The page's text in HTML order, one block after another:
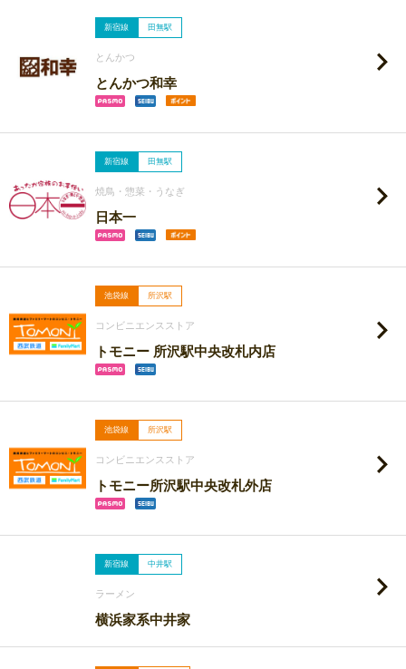
新宿線 田無駅
とんかつ
とんかつ和幸
新宿線 田無駅
焼鳥・惣菜・うなぎ
日本一
池袋線 所沢駅
コンビニエンスストア
トモニー 所沢駅中央改札内店
池袋線 所沢駅
コンビニエンスストア
トモニー所沢駅中央改札外店
新宿線 中井駅
ラーメン
横浜家系中井家